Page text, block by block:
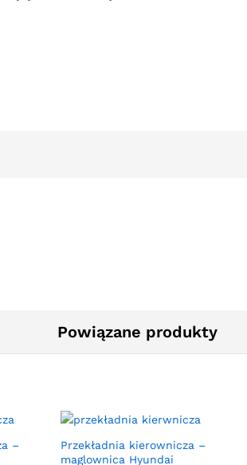
Powiązane produkty
–
Przekładnia kierownicza –
maglownica Hyundai